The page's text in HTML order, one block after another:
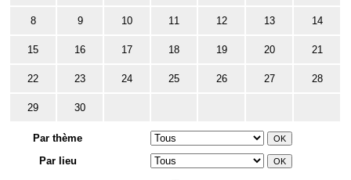
8 9 10 11 12 13 14
15 16 17 18 19 20 21
22 23 24 25 26 27 28
29 30
Par thème
Par lieu